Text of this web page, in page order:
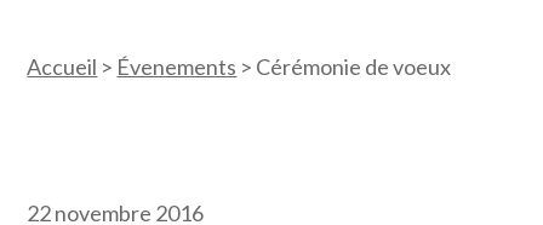
Accueil > Évenements > Cérémonie de voeux
22 novembre 2016